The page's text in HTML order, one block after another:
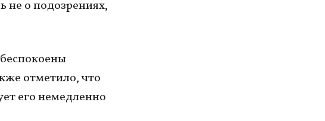
не о подозрениях,
отметило, что
его немедленно